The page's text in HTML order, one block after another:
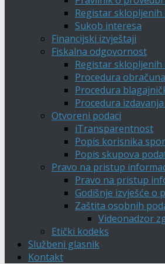
Registar
Sukob interesa
Financijski izvještaji
Fiskalna odgovornost
Registar
Procedura
Procedura
Procedura
Otvoreni podaci
iTransparentnost
Popis korisnika
Popis skupova
Pravo na pristup
Pravo na pristup
Godišnje izvješće o
Zaštita osobnih
Videonadzor
Etički kodeks
Službeni glasnik
Kontakt